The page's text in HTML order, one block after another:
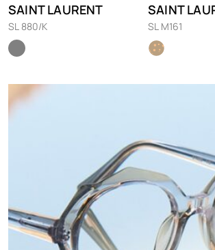
SAINT LAURENT
SL 880/K
SAINT
SL M161